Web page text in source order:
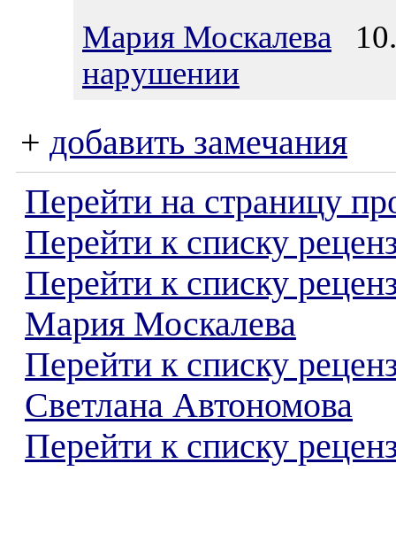
Мария Москалева
нарушении
+ добавить замечания
Перейти на страницу
Перейти к списку
Перейти к списку
Мария Москалева
Перейти к списку
Светлана Автономова
Перейти к списку